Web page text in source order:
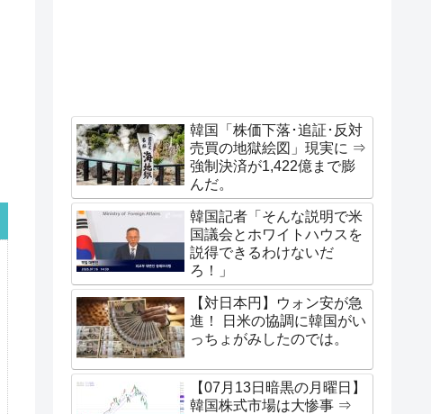
韓国「株価下落･追証･反対
売買の地獄絵図」現実に ⇒
強制決済が1,422億まで膨
んだ。
韓国記者「そんな説明で米
国議会とホワイトハウスを
説得できるわけないだ
ろ！」
【対日本円】ウォン安が急
進！ 日米の協調に韓国がい
っちょがみしたのでは。
【07月13日暗黒の月曜日】
韓国株式市場は大惨事 ⇒